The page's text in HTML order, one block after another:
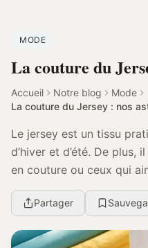
MODE
La couture du
Accueil Notre blog
Mode
La couture du Jersey : nos
Le jersey est un tissu
d’hiver et d’été. De
en couture ou ceux qui
fait, il est beaucoup plus
Partager